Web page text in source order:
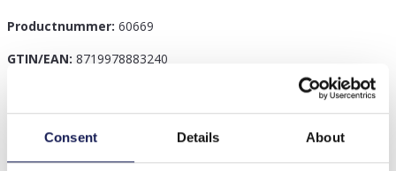
Consent Details About
Productnummer: 60669
GTIN/EAN: 8719978883240
Beschrijving
D-A18.3 E084-063S S. Steel Earrings 2cm